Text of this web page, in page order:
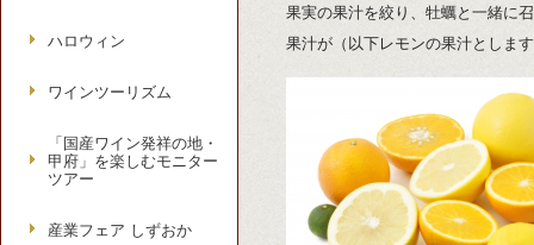
果実の果汁を絞り、牡蠣と一緒に
果汁が（以下レモンの果汁としま
ハロウィン
ワインツーリズム
「国産ワイン発祥の地・
甲府」を楽しむモニター
ツアー
産業フェア しずおか